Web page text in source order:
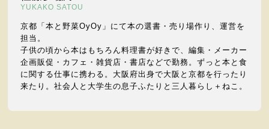
YUKAKO SATOU
京都「本と野菜OyOy」にて本の選書・売り場作り、運営を
担当。
子供の頃から本はもちろん料理書が好きで、編集・メーカー
企画販促・カフェ・雑貨店・書店などで勤務。ずっと本と食
に関する仕事に携わる。大阪府出身で大阪と京都を行ったり
来たり。社会人と大学生の息子ふたりと三人暮らし＋ねこ。